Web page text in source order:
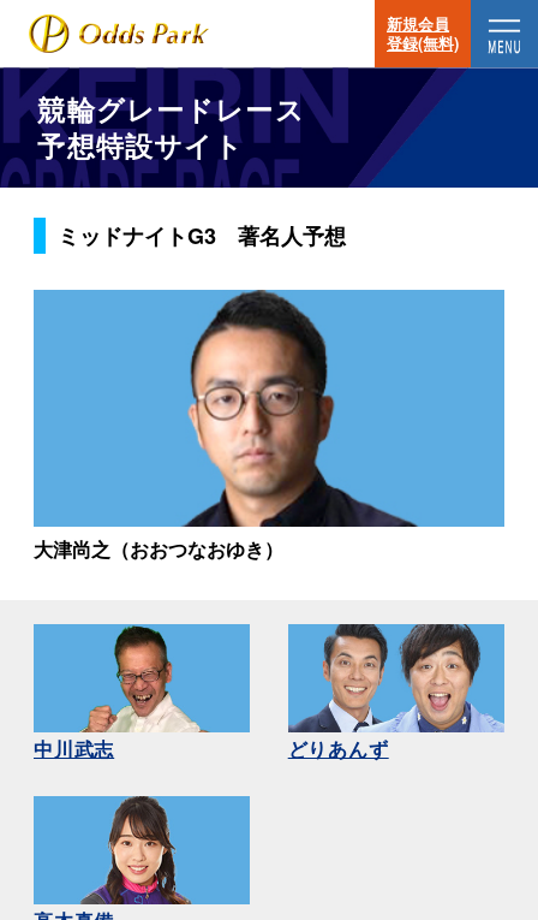
新規会員
登録(無料)
競輪グレードレース
予想特設サイト
ミッドナイトG3 著名人予想
大津尚之 （おおつなおゆき）
中川武志 どりあんず